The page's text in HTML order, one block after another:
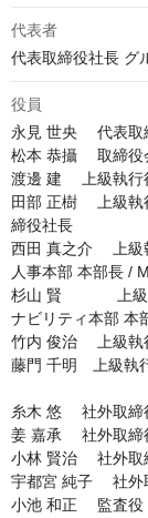
代表者
代表取締役社長 グ
役員
永見 世央 　代表
松本 恭攝 　取締
渡邊 建 　上級執
田部 正樹 　上級
締役社長
西田 真之介 　上
人事本部 本部長 /
杉山 賢 　        上
ナビリティ本部 本
竹内 俊治 　上級
藤門 千明　上級執
糸木 悠 　社外取締
姜 嘉承 　社外取締
小林 賢治 　社外取
宇都宮 純子 　社外
小池 和正 　監査役